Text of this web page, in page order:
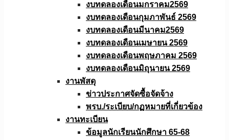
งบทดลองเดือนมกราคม2569
งบทดลองเดือนกุมภาพันธ์ 2569
งบทดลองเดือนมีนาคม2569
งบทดลองเดือนเมษายน 2569
งบทดลองเดือนพฤษภาคม 2569
งบทดลองเดือนมิถุนายน 2569
งานพัสดุ
ข่าวประกาศจัดซื้อจัดจ้าง
พรบ./ระเบียบ/กฏหมายที่เกี่ยวข้อง
งานทะเบียน
ข้อมูลนักเรียนนักศึกษา 65-68